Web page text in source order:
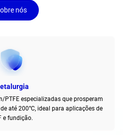
nós
PTFE especializadas que prosperam
até 200°C, ideal para aplicações de
e fundição.